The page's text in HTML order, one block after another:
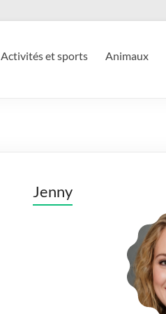
Activités et sports Animaux
Jenny